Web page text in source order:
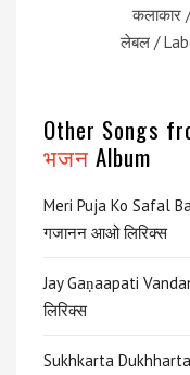
कलाकार
लेबल /
Other Songs
भजनAlbum
Meri Puja Ko Safal
गजानन आओ लिरिक्स
Jay Gaṇaapati
लिरिक्स
Sukhkarta